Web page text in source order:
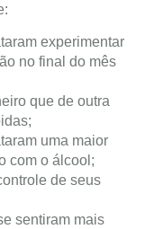
experimentar
no final do mês
que de outra
uma maior
com o álcool;
de seus
sentiram mais